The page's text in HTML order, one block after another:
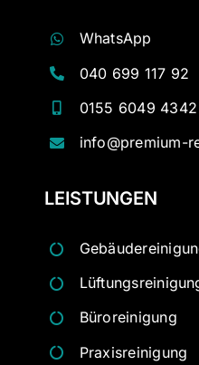
WhatsApp
040 699 117 92
0155 6049 4342
info@premium-
LEISTUNGEN
Büroreinigung
Praxisreinigung